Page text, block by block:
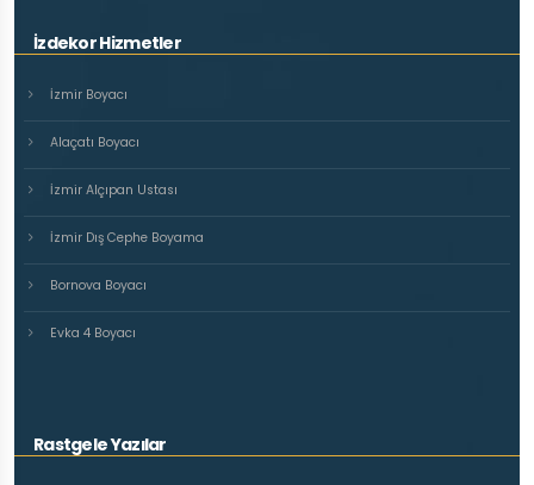
İzdekor Hizmetler
İzmir Boyacı
Alaçatı Boyacı
İzmir Alçıpan Ustası
İzmir Dış Cephe Boyama
Bornova Boyacı
Evka 4 Boyacı
Rastgele Yazılar